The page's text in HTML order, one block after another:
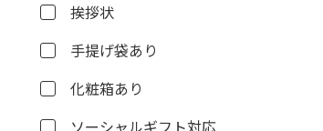
挨拶状
手提げ袋あり
化粧箱あり
ソーシャルギフト対応